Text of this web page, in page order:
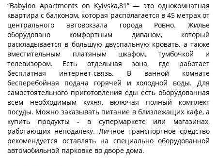
“Babylon Apartments on Kyivska,81” — это однокомнатная
квартира с балконом, которая располагается в 45 метрах от
центрального автовокзала города Ровно. Жилье
оборудовано комфортным диваном, который
раскладывается в большую двуспальную кровать, а также
вместительным платяным шкафом, тумбочкой и
телевизором. Есть отдельная зона, где работает
бесплатная интернет-связь. В ванной комнате
бесперебойная подача горячей и холодной воды. Для
самостоятельного приготовления еды есть оборудованная
всем необходимым кухня, включая полный комплект
посуды. Можно заказывать питание в близлежащих кафе, а
купить продукты - в супермаркете или магазинах,
работающих неподалеку. Личное транспортное средство
рекомендуется оставлять на специально оборудованной
автомобильной парковке во дворе дома.